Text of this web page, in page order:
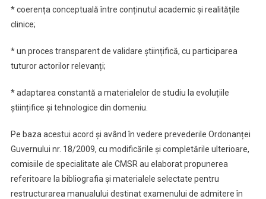
* coerența conceptuală între conținutul academic și realitățile
clinice;
* un proces transparent de validare științifică, cu participarea
tuturor actorilor relevanți;
* adaptarea constantă a materialelor de studiu la evoluțiile
științifice și tehnologice din domeniu.
Pe baza acestui acord și având în vedere prevederile Ordonanței
Guvernului nr. 18/2009, cu modificările și completările ulterioare,
comisiile de specialitate ale CMSR au elaborat propunerea
referitoare la bibliografia și materialele selectate pentru
restructurarea manualului destinat examenului de admitere în